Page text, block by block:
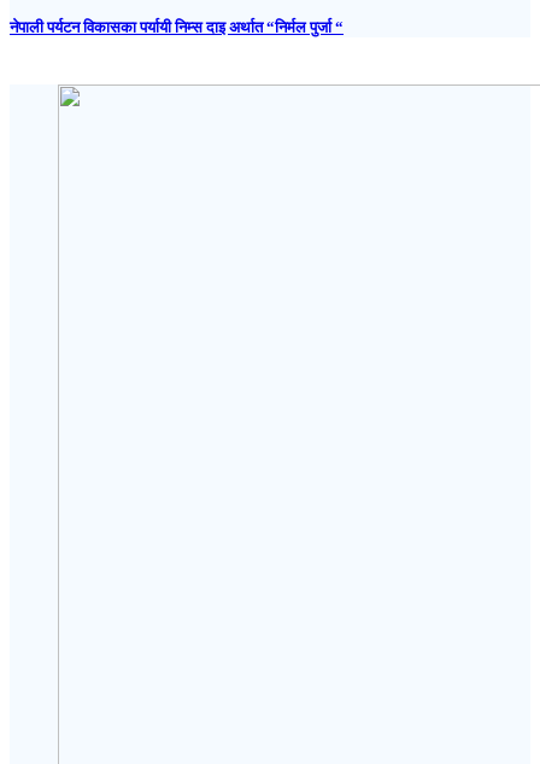
नेपाली पर्यटन विकासका पर्यायी निम्स दाइ अर्थात “निर्मल पुर्जा “